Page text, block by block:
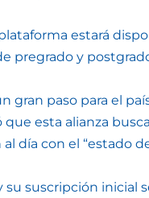
estará
y
paso para el
esta alianza
día con el “estado
suscripción